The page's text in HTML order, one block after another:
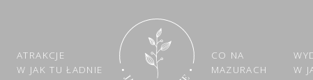
ATRAKCJE
W JAK TU ŁADNIE
CO NA
MAZURACH
W